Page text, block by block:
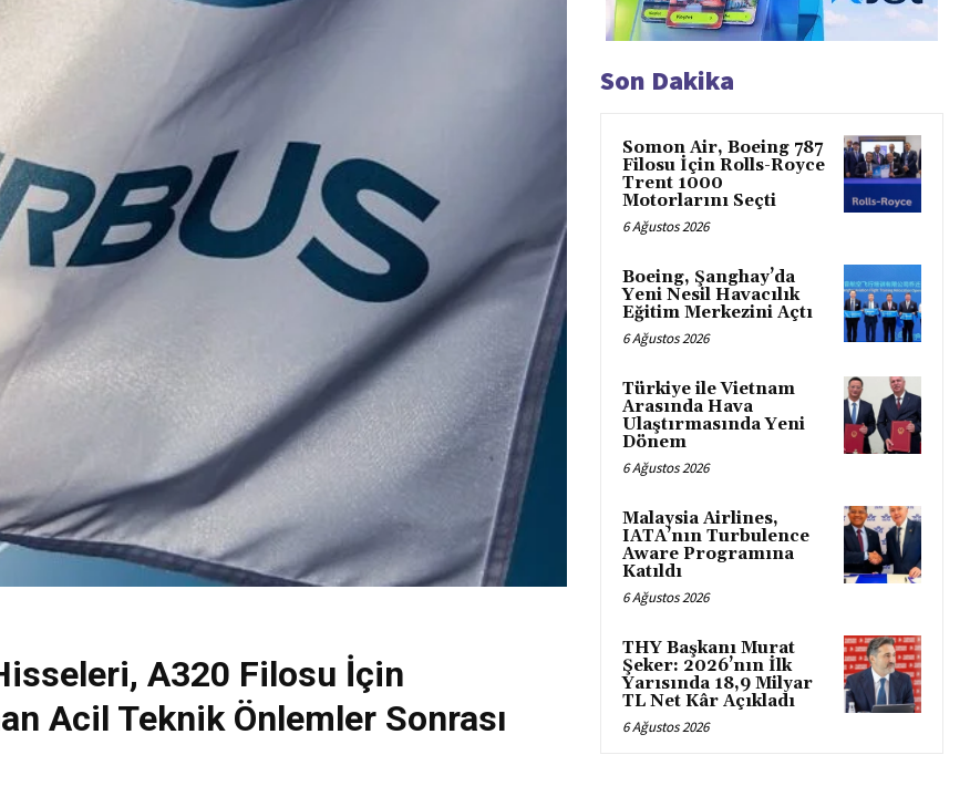
A320 Filosu İçin
Acil Teknik Önlemler Sonrası
Son Dakika
Somon Air, Boeing 787
Filosu İçin Rolls-Royce
Trent 1000
Motorlarını Seçti
6 Ağustos 2026
Boeing, Şanghay’da
Yeni Nesil Havacılık
Eğitim Merkezini Açtı
6 Ağustos 2026
Türkiye ile Vietnam
Arasında Hava
Ulaştırmasında Yeni
Dönem
6 Ağustos 2026
Malaysia Airlines,
IATA’nın Turbulence
Aware Programına
Katıldı
6 Ağustos 2026
THY Başkanı Murat
Şeker: 2026’nın İlk
Yarısında 18,9 Milyar
TL Net Kâr Açıkladı
6 Ağustos 2026